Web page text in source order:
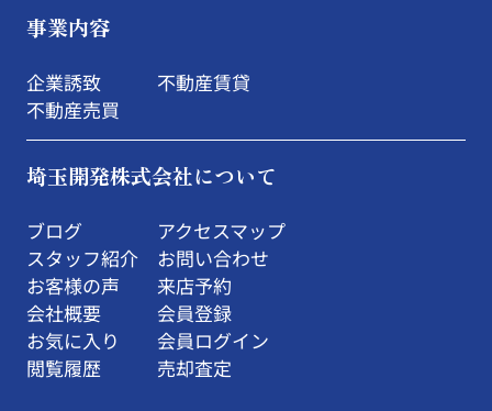
事業内容
企業誘致
不動産売買
不動産賃貸
埼玉開発株式会社について
ブログ
スタッフ紹介
お客様の声
会社概要
お気に入り
閲覧履歴
アクセスマップ
お問い合わせ
来店予約
会員登録
会員ログイン
売却査定